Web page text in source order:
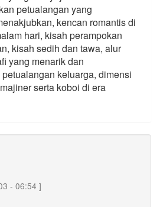
petualangan yang
kencan romantis di
hari, kisah perampokan
kisah sedih dan tawa, alur
yang menarik dan
keluarga, dimensi
serta koboi di era
- 06:54 ]